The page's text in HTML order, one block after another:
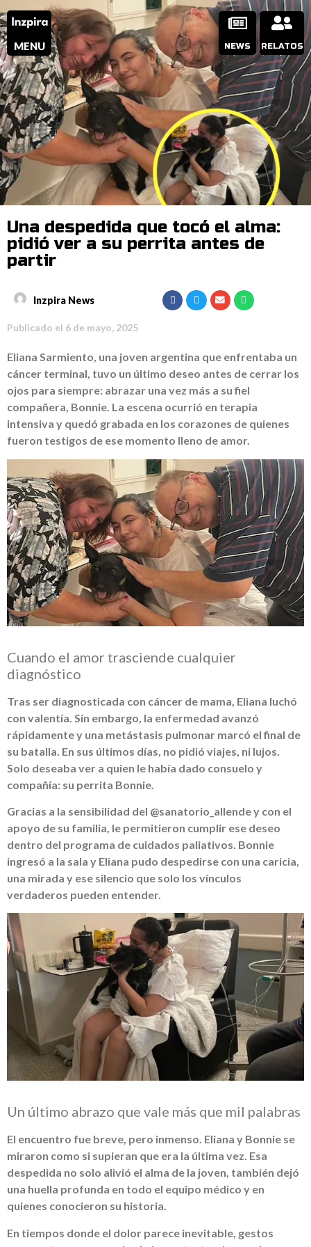
MENU NEWS RELATOS
Una despedida que tocó el alma:
pidió ver a su perrita antes de
partir
Inzpira News
Publicado el 6 de mayo, 2025
Eliana Sarmiento, una joven argentina que enfrentaba un
cáncer terminal, tuvo un último deseo antes de cerrar los
ojos para siempre: abrazar una vez más a su fiel
compañera, Bonnie. La escena ocurrió en terapia
intensiva y quedó grabada en los corazones de quienes
fueron testigos de ese momento lleno de amor.
Cuando el amor trasciende cualquier
diagnóstico
Tras ser diagnosticada con cáncer de mama, Eliana luchó
con valentía. Sin embargo, la enfermedad avanzó
rápidamente y una metástasis pulmonar marcó el final de
su batalla. En sus últimos días, no pidió viajes, ni lujos.
Solo deseaba ver a quien le había dado consuelo y
compañía: su perrita Bonnie.
Gracias a la sensibilidad del @sanatorio_allende y con el
apoyo de su familia, le permitieron cumplir ese deseo
dentro del programa de cuidados paliativos. Bonnie
ingresó a la sala y Eliana pudo despedirse con una caricia,
una mirada y ese silencio que solo los vínculos
verdaderos pueden entender.
Un último abrazo que vale más que mil palabras
El encuentro fue breve, pero inmenso. Eliana y Bonnie se
miraron como si supieran que era la última vez. Esa
despedida no solo alivió el alma de la joven, también dejó
una huella profunda en todo el equipo médico y en
quienes conocieron su historia.
En tiempos donde el dolor parece inevitable, gestos